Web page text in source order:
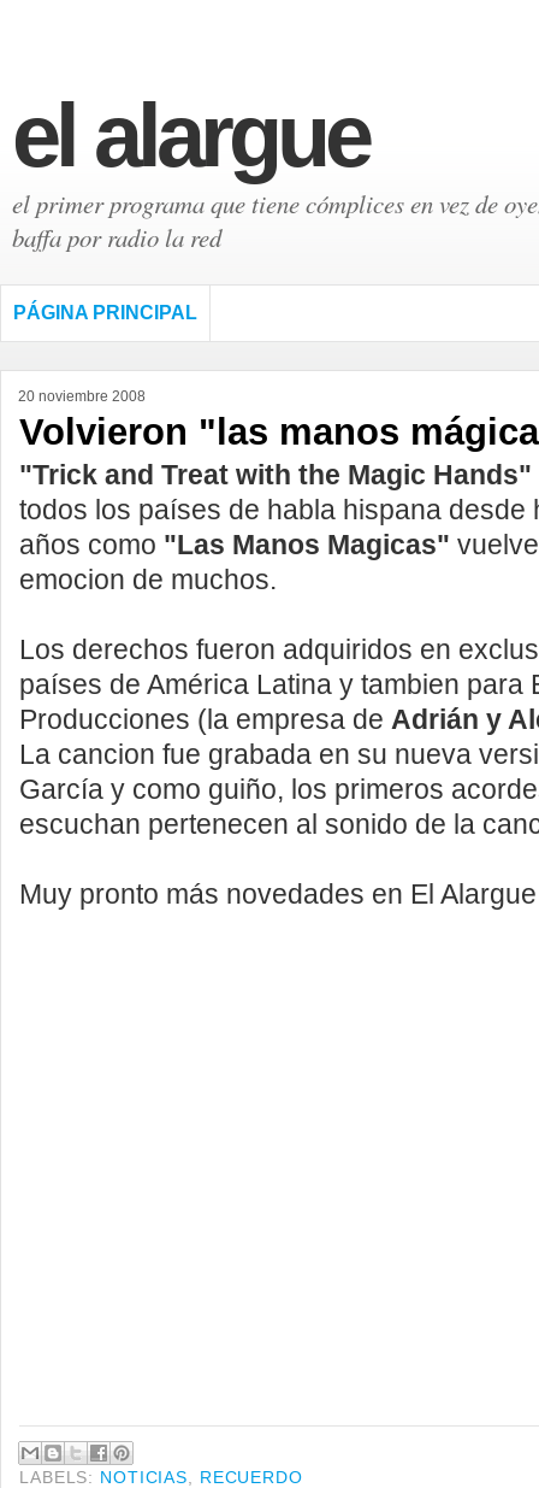
el alargue
el primer programa que tiene cómplices en vez de
baffa por radio la red
PÁGINA PRINCIPAL
20 noviembre 2008
Volvieron "las manos
"Trick and Treat with the Magic Hands"
todos los países de habla hispana desde
años como "Las Manos Magicas"
emocion de muchos.
Los derechos fueron adquiridos en
países de América Latina y tambien para
Producciones (la empresa de Adrián y
La cancion fue grabada en su nueva
García y como guiño, los primeros
escuchan pertenecen al sonido de la
Muy pronto más novedades en El
LABELS: NOTICIAS RECUERDO